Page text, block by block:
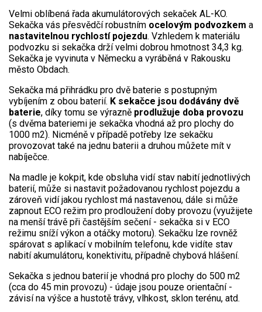
VARI
VARI malotraktory
VARI multifunkční nosiče
Sněhové frézy
Vertikutátory
Kultivátory
Nůžky na živý plot
Vysavače a foukače
Elektrocentrály
Štěpkovače a drtiče
Elektrické skútry
Elektrické tříkolky
Velmi oblíbená řada akumulátorových sekaček AL-KO.
Sekačka vás přesvědčí robustním ocelovým podvozkem a
nastavitelnou rychlostí pojezdu. Vzhledem k materiálu
podvozku si sekačka drží velmi dobrou hmotnost 34,3 kg.
Sekačka je vyvinuta v Německu a vyráběná v Rakousku
město Obdach.
Sekačka má přihrádku pro dvě baterie s postupným
vybíjením z obou baterií. K sekačce jsou dodávány dvě
baterie, díky tomu se výrazně prodlužuje doba provozu
(s dvěma bateriemi je sekačka vhodná až pro plochy do
1000 m2). Nicméně v případě potřeby lze sekačku
provozovat také na jednu baterii a druhou můžete mít v
nabíječce.
Na madle je kokpit, kde obsluha vidí stav nabití jednotlivých
baterií, může si nastavit požadovanou rychlost pojezdu a
zároveň vidí jakou rychlost má nastavenou, dále si může
zapnout ECO režim pro prodloužení doby provozu (využijete
na menší trávě při častějším sečení - sekačka si v ECO
režimu sníží výkon a otáčky motoru). Sekačku lze rovněž
spárovat s aplikací v mobilním telefonu, kde vidíte stav
nabití akumulátoru, konektivitu, případně chybová hlášení.
Sekačka s jednou baterií je vhodná pro plochy do 500 m2
(cca do 45 min provozu) - údaje jsou pouze orientační -
závisí na výšce a hustotě trávy, vlhkost, sklon terénu, atd.